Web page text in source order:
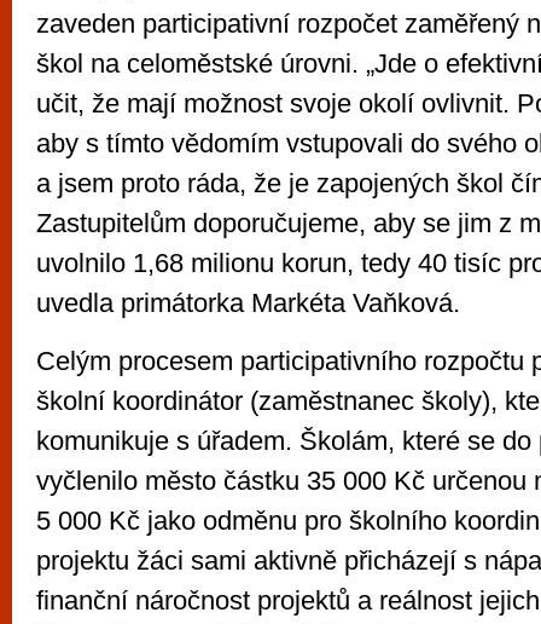
zaveden participativní rozpočet zaměřený
škol na celoměstské úrovni. „Jde o
učit, že mají možnost svoje okolí ovlivnit.
aby s tímto vědomím vstupovali do svého
a jsem proto ráda, že je zapojených škol
Zastupitelům doporučujeme, aby se jim z
uvolnilo 1,68 milionu korun, tedy 40 tisíc
uvedla primátorka Markéta Vaňková.
Celým procesem participativního rozpočtu
školní koordinátor (zaměstnanec školy),
komunikuje s úřadem. Školám, které se do
vyčlenilo město částku 35 000 Kč určenou
5 000 Kč jako odměnu pro školního
projektu žáci sami aktivně přicházejí s
finanční náročnost projektů a reálnost